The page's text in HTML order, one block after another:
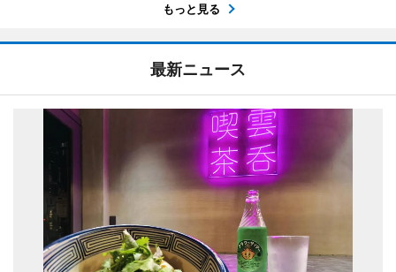
もっと見る
最新ニュース